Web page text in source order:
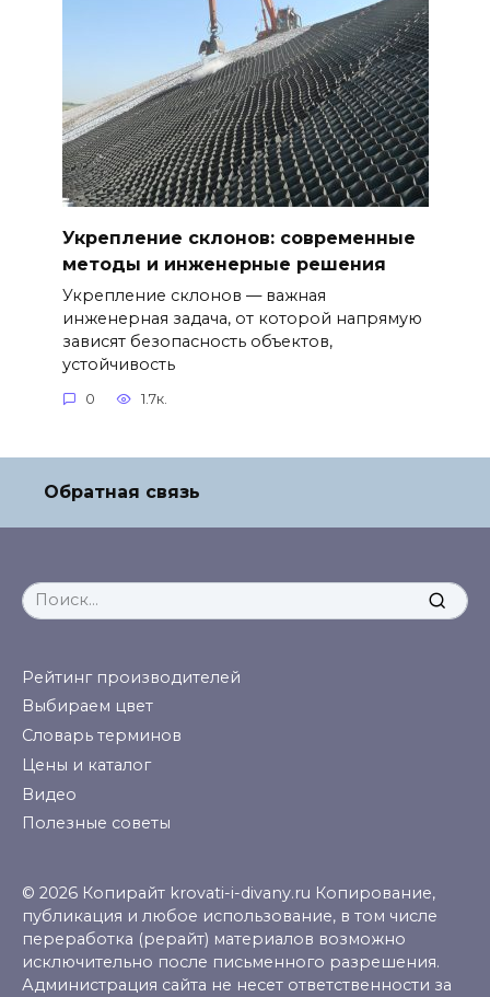
Укрепление склонов: современные
методы и инженерные решения
Укрепление склонов — важная
инженерная задача, от которой напрямую
зависят безопасность объектов,
устойчивость
0 1.7к.
Обратная связь
Search
for:
Рейтинг производителей
Выбираем цвет
Словарь терминов
Цены и каталог
Видео
Полезные советы
© 2026 Копирайт krovati-i-divany.ru Копирование,
публикация и любое использование, в том числе
переработка (рерайт) материалов возможно
исключительно после письменного разрешения.
Администрация сайта не несет ответственности за